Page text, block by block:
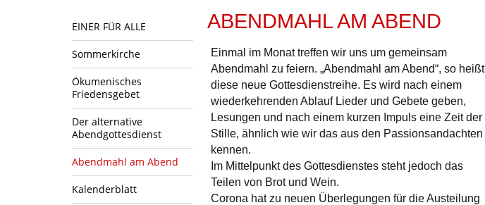
EINER FÜR ALLE
Sommerkirche
Ökumenisches
Friedensgebet
Der alternative
Abendgottesdienst
Abendmahl am Abend
Kalenderblatt
ABENDMAHL AM ABEND
Einmal im Monat treffen wir uns um gemeinsam
Abendmahl zu feiern. „Abendmahl am Abend“, so heißt
diese neue Gottesdienstreihe. Es wird nach einem
wiederkehrenden Ablauf Lieder und Gebete geben,
Lesungen und nach einem kurzen Impuls eine Zeit der
Stille, ähnlich wie wir das aus den Passionsandachten
kennen.
Im Mittelpunkt des Gottesdienstes steht jedoch das
Teilen von Brot und Wein.
Corona hat zu neuen Überlegungen für die Austeilung